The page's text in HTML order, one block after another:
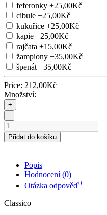
feferonky +25,00Kč
cibule +25,00Kč
kukuřice +25,00Kč
kapie +25,00Kč
rajčata +15,00Kč
žampiony +35,00Kč
špenát +35,00Kč
Price: 212,00Kč
Množství:
+
-
Přidat do košíku
Popis
Hodnocení (0)
Otázka odpověď0
Classico